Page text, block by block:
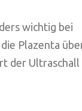
wichtig bei
Plazenta
der Ultraschall